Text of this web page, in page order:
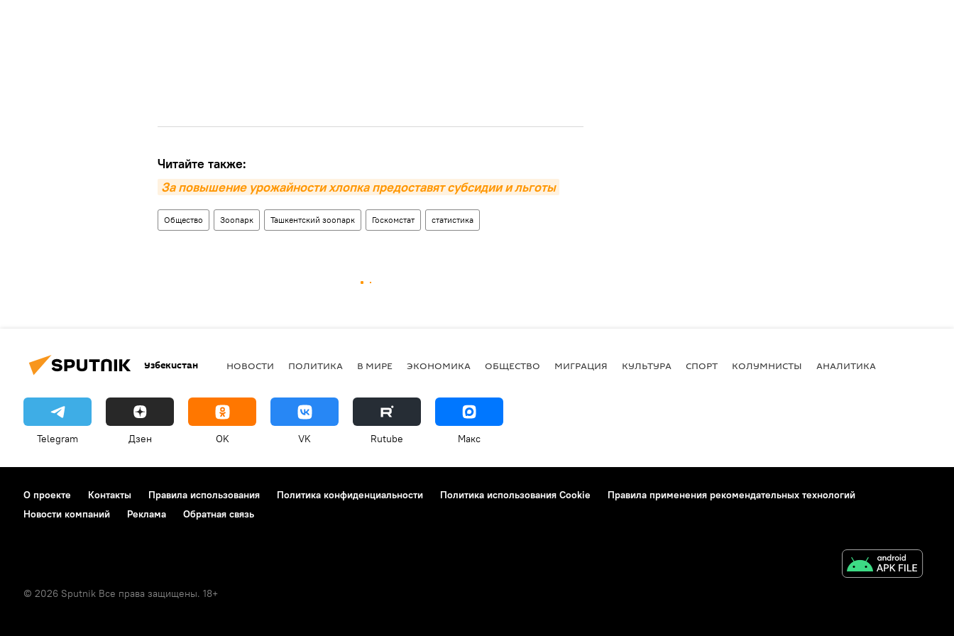
Читайте также:
За повышение урожайности хлопка предоставят субсидии и льготы
Общество Зоопарк Ташкентский зоопарк Госкомстат статистика
Узбекистан НОВОСТИ ПОЛИТИКА В МИРЕ ЭКОНОМИКА ОБЩЕСТВО МИГРАЦИЯ КУЛЬТУРА СПОРТ КОЛУМНИСТЫ АНАЛИТИКА
Telegram Дзен OK VK Rutube Макс
О проекте Контакты Правила использования Политика конфиденциальности Политика использования Cookie
Правила применения рекомендательных технологий
Новости компаний
Реклама Обратная связь
© 2026 Sputnik Все права защищены. 18+